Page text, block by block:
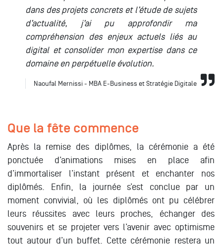
dans des projets concrets et l’étude de sujets
d’actualité, j’ai pu approfondir ma
compréhension des enjeux actuels liés au
digital et consolider mon expertise dans ce
domaine en perpétuelle évolution.
Naoufal Mernissi - MBA E-Business et Stratégie Digitale
Que la fête commence
Après la remise des diplômes, la cérémonie a été
ponctuée d’animations mises en place afin
d’immortaliser l’instant présent et enchanter nos
diplômés. Enfin, la journée s’est conclue par un
moment convivial, où les diplômés ont pu célébrer
leurs réussites avec leurs proches, échanger des
souvenirs et se projeter vers l’avenir avec optimisme
tout autour d’un buffet. Cette cérémonie restera un